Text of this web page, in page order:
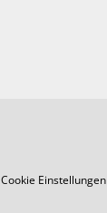
Cookie Einstellungen